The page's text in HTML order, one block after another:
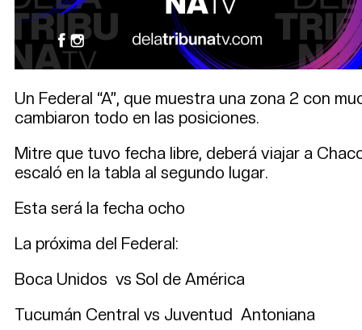
Un Federal “A”, que muestra una zona 2 con
cambiaron todo en las posiciones.
Mitre que tuvo fecha libre, deberá viajar a
escaló en la tabla al segundo lugar.
Esta será la fecha ocho
La próxima del Federal:
Boca Unidos vs Sol de América
Tucumán Central vs Juventud Antoniana